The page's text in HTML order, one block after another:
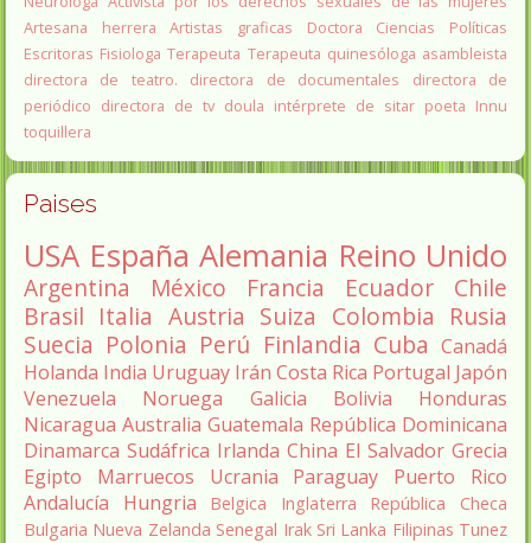
Artesana herrera
Artistas graficas
Doctora Ciencias Políticas
Escritoras Fisiologa Terapeuta Terapeuta quinesóloga asambleista
directora de teatro.
directora de documentales
directora de
periódico directora de tv doula intérprete de sitar poeta Innu
toquillera
Paises
USA España Alemania Reino Unido
Argentina México Francia Ecuador
Chile
Brasil Italia Austria Suiza Colombia Rusia
Suecia Polonia Perú Finlandia Cuba Canadá
Holanda India Uruguay Irán Costa Rica Portugal Japón
Venezuela
Noruega Galicia Bolivia
Honduras
Nicaragua Australia Guatemala República Dominicana
Dinamarca Sudáfrica Irlanda China El Salvador Grecia
Egipto
Marruecos Ucrania Paraguay
Puerto Rico
Andalucía
Hungria Belgica Inglaterra
República Checa
Bulgaria Nueva Zelanda Senegal Irak Sri Lanka Filipinas Tunez